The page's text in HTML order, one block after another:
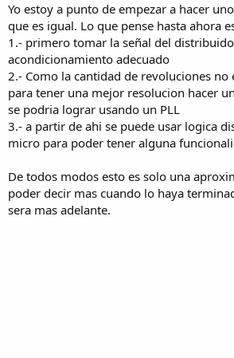
Yo estoy a punto de empezar a hacer
que es igual. Lo que pense hasta ahora
1.- primero tomar la señal del
acondicionamiento adecuado
2.- Como la cantidad de revoluciones no
para tener una mejor resolucion hacer
se podria lograr usando un PLL
3.- a partir de ahi se puede usar logica
micro para poder tener alguna
De todos modos esto es solo una
poder decir mas cuando lo haya
sera mas adelante.